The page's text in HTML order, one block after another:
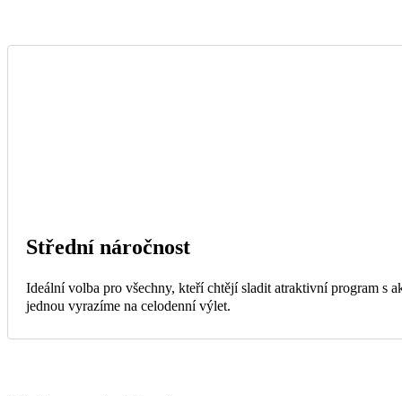
Střední náročnost
Ideální volba pro všechny, kteří chtějí sladit atraktivní program s
jednou vyrazíme na celodenní výlet.